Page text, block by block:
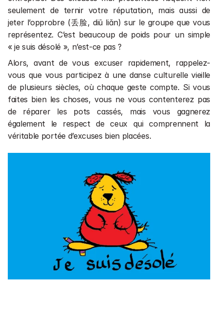
seulement de ternir votre réputation, mais aussi de
jeter l’opprobre (丢脸, diū liǎn) sur le groupe que vous
représentez. C’est beaucoup de poids pour un simple
« je suis désolé », n’est-ce pas ?
Alors, avant de vous excuser rapidement, rappelez-
vous que vous participez à une danse culturelle vieille
de plusieurs siècles, où chaque geste compte. Si vous
faites bien les choses, vous ne vous contenterez pas
de réparer les pots cassés, mais vous gagnerez
également le respect de ceux qui comprennent la
véritable portée d’excuses bien placées.